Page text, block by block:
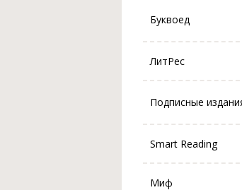
Буквоед
ЛитРес
Подписные
Smart Reading
Миф